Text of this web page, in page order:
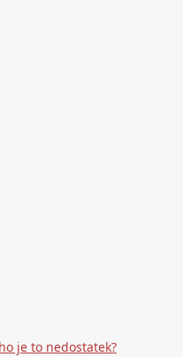
je to nedostatek?